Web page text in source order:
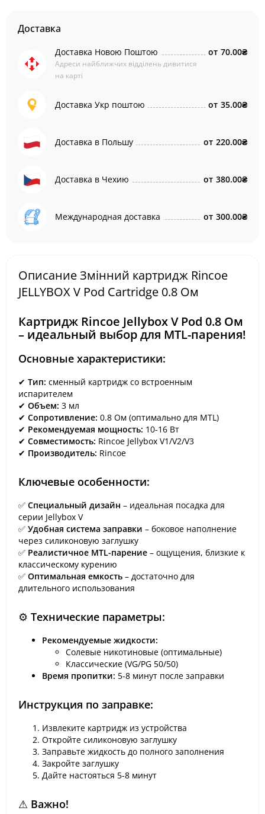
Доставка
Доставка Новою Поштою
Адреси найближчих відділень дивитися
на карті
от 70.00₴
Доставка Укр поштою от 35.00₴
Доставка в Польшу от 220.00₴
Доставка в Чехию от 380.00₴
Международная доставка от 300.00₴
Описание Змінний картридж Rincoe
JELLYBOX V Pod Cartridge 0.8 Ом
Картридж Rincoe Jellybox V Pod 0.8 Ом
– идеальный выбор для MTL-парения!
Основные характеристики:
✔ Тип: сменный картридж со встроенным
испарителем
✔ Объем: 3 мл
✔ Сопротивление: 0.8 Ом (оптимально для MTL)
✔ Рекомендуемая мощность: 10-16 Вт
✔ Совместимость: Rincoe Jellybox V1/V2/V3
✔ Производитель: Rincoe
Ключевые особенности:
✅ Специальный дизайн – идеальная посадка для
серии Jellybox V
✅ Удобная система заправки – боковое наполнение
через силиконовую заглушку
✅ Реалистичное MTL-парение – ощущения, близкие к
классическому курению
✅ Оптимальная емкость – достаточно для
длительного использования
⚙ Технические параметры:
Рекомендуемые жидкости:
Солевые никотиновые (оптимальные)
Классические (VG/PG 50/50)
Время пропитки: 5-8 минут после заправки
Инструкция по заправке:
Извлеките картридж из устройства
Откройте силиконовую заглушку
Заправьте жидкость до полного заполнения
Закройте заглушку
Дайте настояться 5-8 минут
⚠ Важно!